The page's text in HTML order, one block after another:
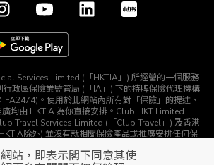
站，即表示閣下同意其使
Services Limited (「HKTIA」) 所經營的一個服務
行政區保險業監管局 (「IA」) 下的持牌保險代理機構
FA2474)。使用於此網站內所有對「保險」的提述、
均由 HKTIA 為你直接安排。Club HKT Limited
Travel Services Limited (「Club Travel」) 及香港
除外) 並沒有就相關保險產品或推廣安排任何保
有權利